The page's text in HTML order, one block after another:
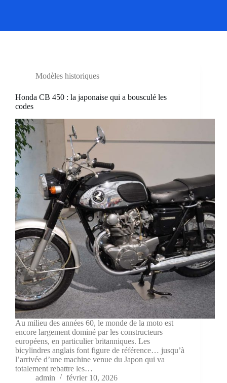
Modèles historiques
Honda CB 450 : la japonaise qui a bousculé les
codes
Au milieu des années 60, le monde de la moto est
encore largement dominé par les constructeurs
européens, en particulier britanniques. Les
bicylindres anglais font figure de référence… jusqu’à
l’arrivée d’une machine venue du Japon qui va
totalement rebattre les…
admin
février 10, 2026